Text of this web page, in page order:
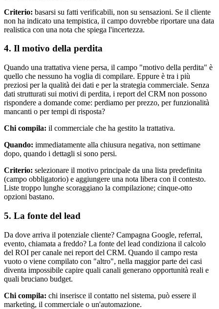
Criterio: basarsi su fatti verificabili, non su sensazioni. Se il cliente
non ha indicato una tempistica, il campo dovrebbe riportare una data
realistica con una nota che spiega l'incertezza.
4. Il motivo della perdita
Quando una trattativa viene persa, il campo "motivo della perdita" è
quello che nessuno ha voglia di compilare. Eppure è tra i più
preziosi per la qualità dei dati e per la strategia commerciale. Senza
dati strutturati sui motivi di perdita, i report del CRM non possono
rispondere a domande come: perdiamo per prezzo, per funzionalità
mancanti o per tempi di risposta?
Chi compila: il commerciale che ha gestito la trattativa.
Quando: immediatamente alla chiusura negativa, non settimane
dopo, quando i dettagli si sono persi.
Criterio: selezionare il motivo principale da una lista predefinita
(campo obbligatorio) e aggiungere una nota libera con il contesto.
Liste troppo lunghe scoraggiano la compilazione; cinque-otto
opzioni bastano.
5. La fonte del lead
Da dove arriva il potenziale cliente? Campagna Google, referral,
evento, chiamata a freddo? La fonte del lead condiziona il calcolo
del ROI per canale nei report del CRM. Quando il campo resta
vuoto o viene compilato con "altro", nella maggior parte dei casi
diventa impossibile capire quali canali generano opportunità reali e
quali bruciano budget.
Chi compila: chi inserisce il contatto nel sistema, può essere il
marketing, il commerciale o un'automazione.